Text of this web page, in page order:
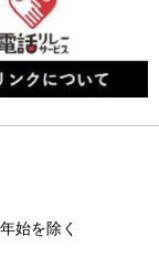
始を除く